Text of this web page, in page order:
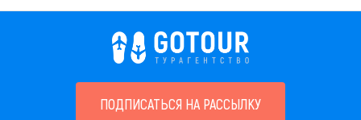
можетевоспользоваться услугами наших
квалифицированных турагентовдля подбора и
бронирования своего отдыха. Мы знаем все о лучшем и
Всю красоту, историю и глубину традиций Казахского
ПОДПИСАТЬСЯ НА РАССЫЛКУ